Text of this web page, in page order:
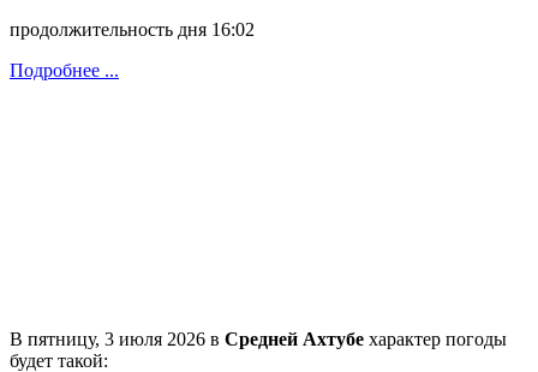
продолжительность дня 16:02
Подробнее ...
В пятницу, 3 июля 2026 в Средней Ахтубе характер погоды
будет такой: